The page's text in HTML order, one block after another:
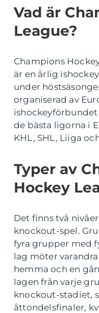
Vad är
League?
Champions
är en årlig
under
organiserad av
ishockeyförbundet
de bästa ligorna i
KHL, SHL, Liiga
Typer av
Hockey
Det finns två
knockout-spel.
fyra grupper med
lag möter
hemma och en
lagen från varje
knockout-stadiet,
åttondelsfinaler,